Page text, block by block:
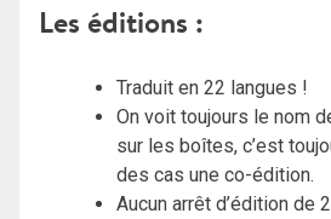
Les éditions :
Traduit en 22 langues !
On voit toujours le nom
sur les boîtes, c’est
des cas une co-édition.
Aucun arrêt d’édition de